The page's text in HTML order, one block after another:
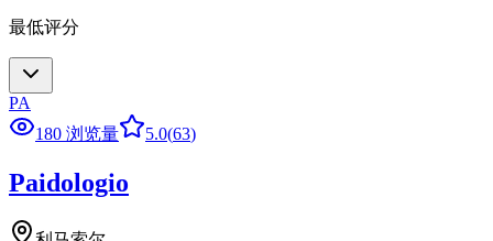
最低评分
PA
180 浏览量
5.0(63)
Paidologio